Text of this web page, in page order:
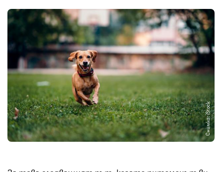
Снимка: iStock